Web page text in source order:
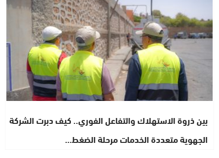
بين ذروة الاستهلاك والتفاعل الفوري.. كيف دبرت الشركة
الجهوية متعددة الخدمات مرحلة الضغط…